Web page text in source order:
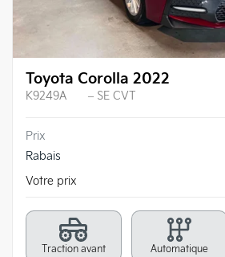
Toyota Corolla 2022
K9249A – SE CVT
Prix
Rabais
Votre prix
Traction avant Automatique